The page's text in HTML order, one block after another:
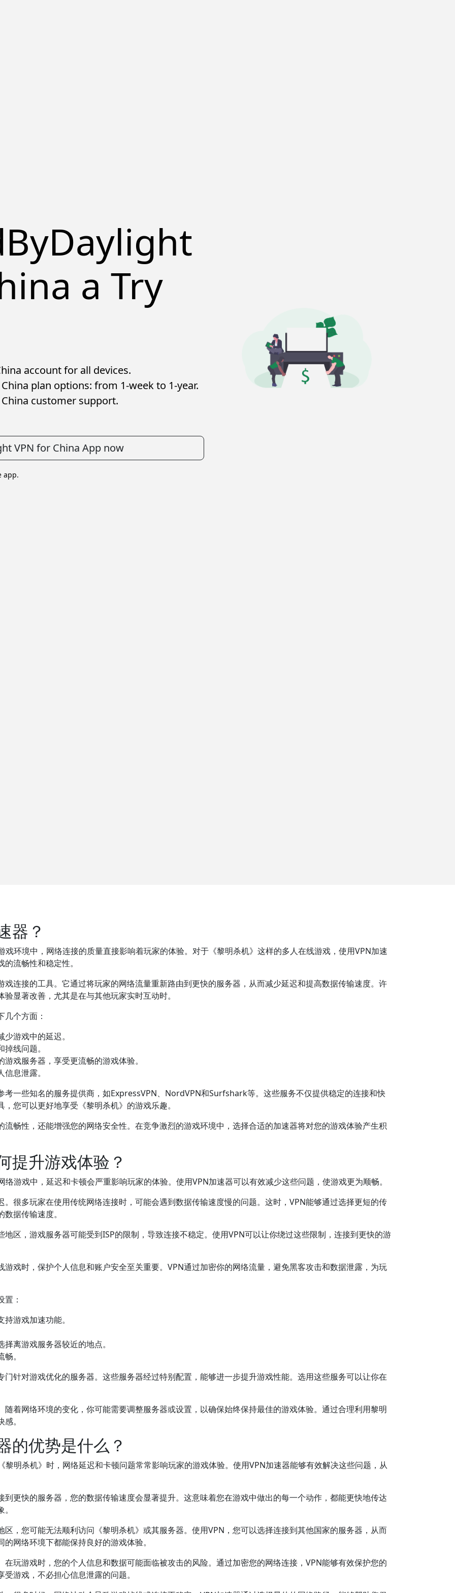
a Try
account for all devices.
plan options: from 1-week to 1-year.
customer support.
VPN for China App now
app.
器？
戏环境中，网络连接的质量直接影响着玩家的体验。对于《黎明杀机》这样的多人在线游戏，使用VPN加速
流畅性和稳定性。
连接的工具。它通过将玩家的网络流量重新路由到更快的服务器，从而减少延迟和提高数据传输速度。许
显著改善，尤其是在与其他玩家实时互动时。
个方面：
游戏中的延迟。
线问题。
戏服务器，享受更流畅的游戏体验。
息泄露。
考一些知名的服务提供商，如ExpressVPN、NordVPN和Surfshark等。这些服务不仅提供稳定的连接和快
您可以更好地享受《黎明杀机》的游戏乐趣。
畅性，还能增强您的网络安全性。在竞争激烈的游戏环境中，选择合适的加速器将对您的游戏体验产生积
提升游戏体验？
络游戏中，延迟和卡顿会严重影响玩家的体验。使用VPN加速器可以有效减少这些问题，使游戏更为顺畅。
很多玩家在使用传统网络连接时，可能会遇到数据传输速度慢的问题。这时，VPN能够通过选择更短的传
据传输速度。
区，游戏服务器可能受到ISP的限制，导致连接不稳定。使用VPN可以让你绕过这些限制，连接到更快的游
戏时，保护个人信息和账户安全至关重要。VPN通过加密你的网络流量，避免黑客攻击和数据泄露，为玩
：
游戏加速功能。
离游戏服务器较近的地点。
。
针对游戏优化的服务器。这些服务器经过特别配置，能够进一步提升游戏性能。选用这些服务可以让你在
着网络环境的变化，你可能需要调整服务器或设置，以确保始终保持最佳的游戏体验。通过合理利用黎明
。
的优势是什么？
黎明杀机》时，网络延迟和卡顿问题常常影响玩家的游戏体验。使用VPN加速器能够有效解决这些问题，从
更快的服务器，您的数据传输速度会显著提升。这意味着您在游戏中做出的每一个动作，都能更快地传达
，您可能无法顺利访问《黎明杀机》或其服务器。使用VPN，您可以选择连接到其他国家的服务器，从而
网络环境下都能保持良好的游戏体验。
玩游戏时，您的个人信息和数据可能面临被攻击的风险。通过加密您的网络连接，VPN能够有效保护您的
游戏，不必担心信息泄露的问题。